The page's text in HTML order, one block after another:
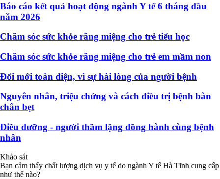
Báo cáo kết quả hoạt động ngành Y tế 6 tháng đầu
năm 2026
Chăm sóc sức khỏe răng miệng cho trẻ tiểu học
Chăm sóc sức khỏe răng miệng cho trẻ em mầm non
Đổi mới toàn diện, vì sự hài lòng của người bệnh
Nguyên nhân, triệu chứng và cách điều trị bệnh bàn
chân bẹt
Điều dưỡng - người thầm lặng đồng hành cùng bệnh
nhân
Khảo sát
Bạn cảm thấy chất lượng dịch vụ y tế do ngành Y tế Hà Tĩnh cung cấp
như thế nào?